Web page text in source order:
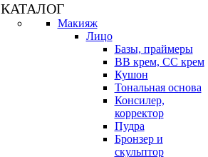
КАТАЛОГ
Макияж
Лицо
Базы, праймеры
BB крем, CC крем
Кушон
Тональная основа
Консилер,
корректор
Пудра
Бронзер и
скульптор